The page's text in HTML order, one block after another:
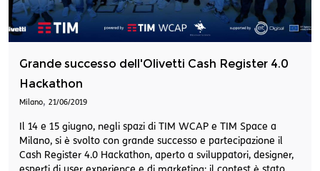
Grande successo dell'Olivetti Cash Register 4.0
Hackathon
Milano, 21/06/2019
Il 14 e 15 giugno, negli spazi di TIM WCAP e TIM Space a
Milano, si è svolto con grande successo e partecipazione il
Cash Register 4.0 Hackathon, aperto a sviluppatori, designer,